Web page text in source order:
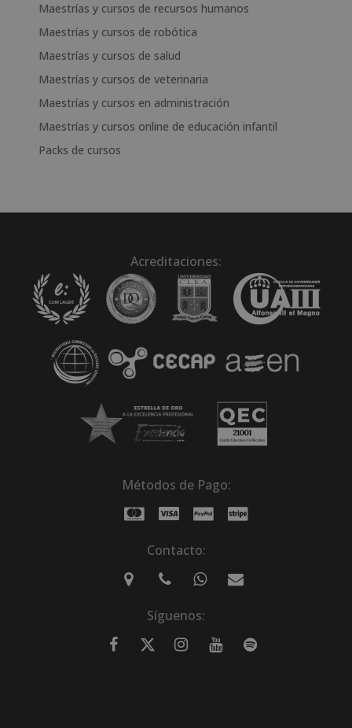
Maestrías y cursos de recursos humanos
Maestrías y cursos de robótica
Maestrías y cursos de salud
Maestrías y cursos de veterinaria
Maestrías y cursos en administración
Maestrías y cursos online de educación infantil
Packs de cursos
Acreditaciones:
Métodos de Pago:
Contacto:
Síguenos: